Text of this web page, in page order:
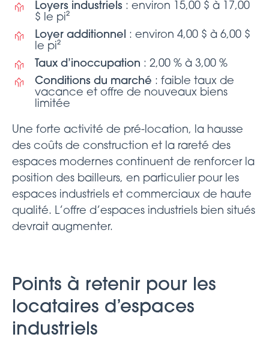
Loyers industriels : environ 15,00 $ à 17,00
$ le pi²
Loyer additionnel : environ 4,00 $ à 6,00 $
le pi²
Taux d’inoccupation : 2,00 % à 3,00 %
Conditions du marché : faible taux de
vacance et offre de nouveaux biens
limitée
Une forte activité de pré-location, la hausse
des coûts de construction et la rareté des
espaces modernes continuent de renforcer la
position des bailleurs, en particulier pour les
espaces industriels et commerciaux de haute
qualité. L’offre d’espaces industriels bien situés
devrait augmenter.
Points à retenir pour les
locataires d’espaces
industriels